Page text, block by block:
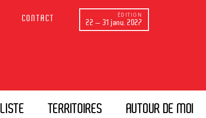
CONTACT ÉDITION
22 — 31 janv. 2027
LISTE TERRITOIRES AUTOUR DE MOI